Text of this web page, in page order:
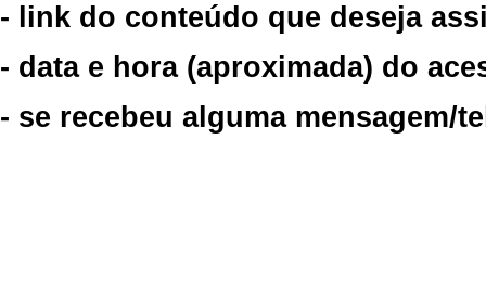
- link do conteúdo que deseja
- data e hora (aproximada) do
- se recebeu alguma mensagem/